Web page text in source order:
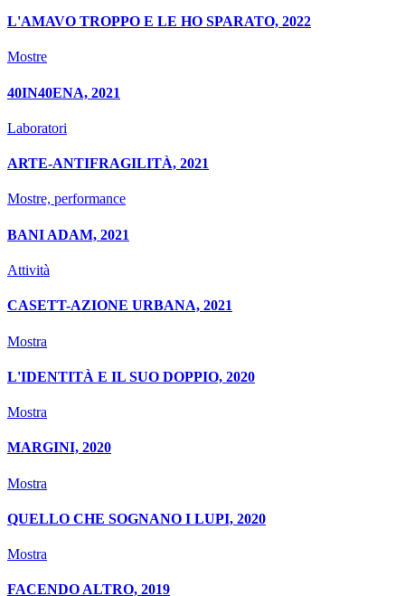
L'AMAVO TROPPO E LE HO SPARATO, 2022
Mostre
40IN40ENA, 2021
Laboratori
ARTE-ANTIFRAGILITÀ, 2021
Mostre, performance
BANI ADAM, 2021
Attività
CASETT-AZIONE URBANA, 2021
Mostra
L'IDENTITÀ E IL SUO DOPPIO, 2020
Mostra
MARGINI, 2020
Mostra
QUELLO CHE SOGNANO I LUPI, 2020
Mostra
FACENDO ALTRO, 2019